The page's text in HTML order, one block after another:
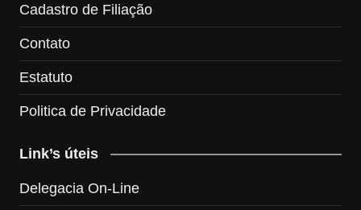
Cadastro de Filiação
Contato
Estatuto
Politica de Privacidade
Link’s úteis
Delegacia On-Line